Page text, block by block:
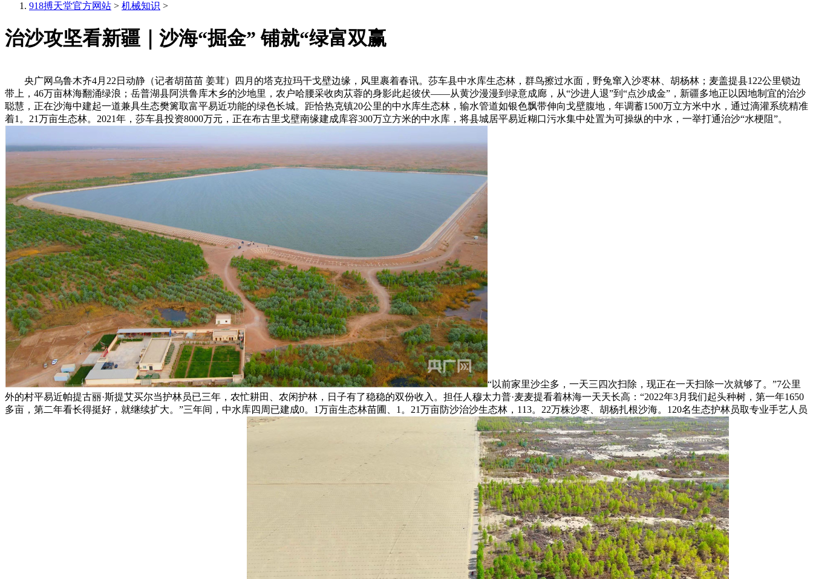
918搏天堂官方网站 > 机械知识 >
治沙攻坚看新疆｜沙海“掘金” 铺就“绿富双赢
央广网乌鲁木齐4月22日动静（记者胡苗苗 姜茸）四月的塔克拉玛干戈壁边缘，风里裹着春讯。莎车县中水库生态林，群鸟擦过水面，野兔窜入沙枣林、胡杨林；麦盖提县122公里锁边
带上，46万亩林海翻涌绿浪；岳普湖县阿洪鲁库木乡的沙地里，农户哈腰采收肉苁蓉的身影此起彼伏——从黄沙漫漫到绿意成廊，从“沙进人退”到“点沙成金”，新疆多地正以因地制宜的治沙
聪慧，正在沙海中建起一道兼具生态樊篱取富平易近功能的绿色长城。距恰热克镇20公里的中水库生态林，输水管道如银色飘带伸向戈壁腹地，年调蓄1500万立方米中水，通过滴灌系统精准
着1。21万亩生态林。2021年，莎车县投资8000万元，正在布古里戈壁南缘建成库容300万立方米的中水库，将县城居平易近糊口污水集中处置为可操纵的中水，一举打通治沙“水梗阻”。
“以前家里沙尘多，一天三四次扫除，现正在一天扫除一次就够了。”7公里
外的村平易近帕提古丽·斯提艾买尔当护林员已三年，农忙耕田、农闲护林，日子有了稳稳的双份收入。担任人穆太力普·麦麦提看着林海一天天长高：“2022年3月我们起头种树，第一年1650
多亩，第二年看长得挺好，就继续扩大。”三年间，中水库四周已建成0。1万亩生态林苗圃、1。21万亩防沙治沙生态林，113。22万株沙枣、胡杨扎根沙海。120名生态护林员取专业手艺人员